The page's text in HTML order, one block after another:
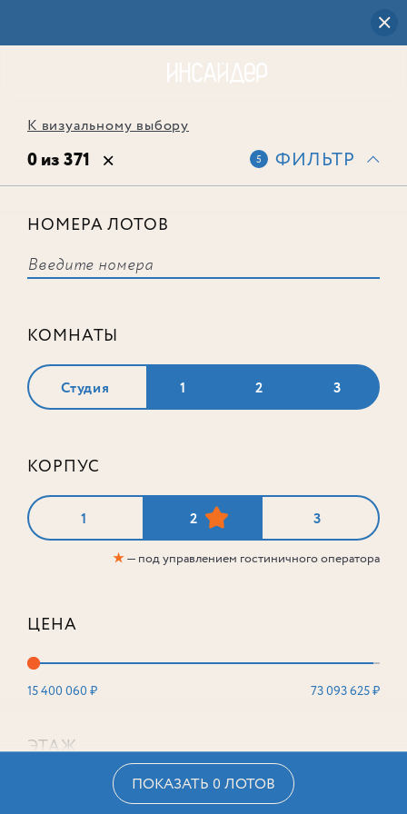
К визуальному выбору
0 из 371 5 ФИЛЬТР
НОМЕРА ЛОТОВ
КОМНАТЫ
Студия 1 2 3
КОРПУС
1 2 3
★— под управлением гостиничного оператора
ЦЕНА
15 400 060 ₽ 73 093 625 ₽
ЭТАЖ
ПОКАЗАТЬ 0 ЛОТОВ
соответствует ни одного лота